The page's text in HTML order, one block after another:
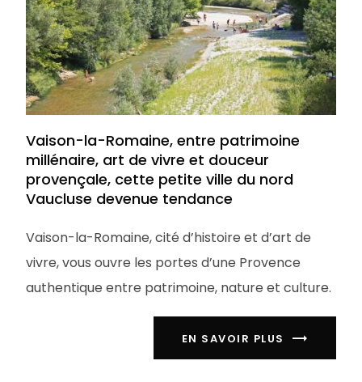
Vaison-la-Romaine, entre patrimoine
millénaire, art de vivre et douceur
provençale, cette petite ville du nord
Vaucluse devenue tendance
Vaison-la-Romaine, cité d’histoire et d’art de
vivre, vous ouvre les portes d’une Provence
authentique entre patrimoine, nature et culture.
EN SAVOIR PLUS